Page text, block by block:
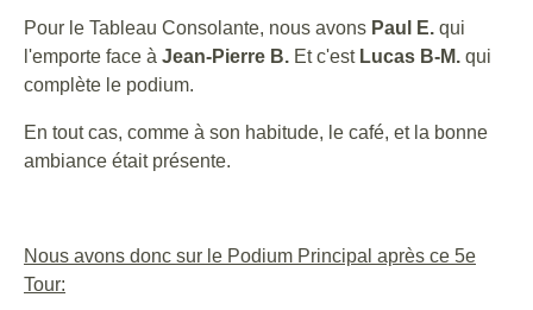
Pour le Tableau Consolante, nous avons Paul E. qui
l'emporte face à Jean-Pierre B. Et c'est Lucas B-M. qui
complète le podium.
En tout cas, comme à son habitude, le café, et la bonne
ambiance était présente.
Nous avons donc sur le Podium Principal après ce 5e
Tour: